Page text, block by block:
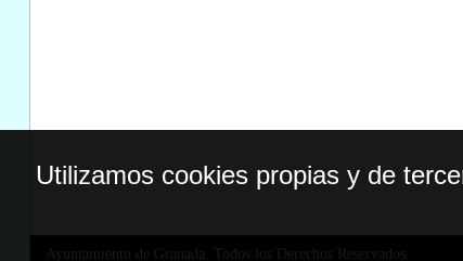
Ayuntamiento de Granada. Todos los Derechos Reservados.
Utilizamos cookies propias y de